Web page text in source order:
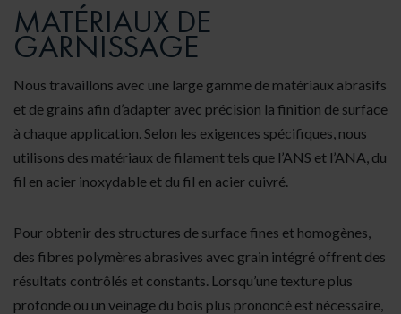
MATÉRIAUX DE
GARNISSAGE
Nous travaillons avec une large gamme de matériaux abrasifs
et de grains afin d’adapter avec précision la finition de surface
à chaque application. Selon les exigences spécifiques, nous
utilisons des matériaux de filament tels que l’ANS et l’ANA, du
fil en acier inoxydable et du fil en acier cuivré.
Pour obtenir des structures de surface fines et homogènes,
des fibres polymères abrasives avec grain intégré offrent des
résultats contrôlés et constants. Lorsqu’une texture plus
profonde ou un veinage du bois plus prononcé est nécessaire,